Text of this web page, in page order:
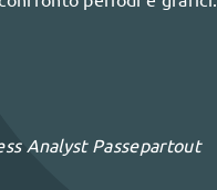
Analyst Passepartout